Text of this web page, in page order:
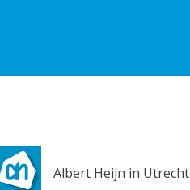
Jumbo Utrecht
5 km
RoutebeschrijvingAlbert Heijn in Utrecht